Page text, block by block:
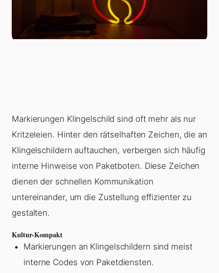
Markierungen Klingelschild sind oft mehr als nur
Kritzeleien. Hinter den rätselhaften Zeichen, die an
Klingelschildern auftauchen, verbergen sich häufig
interne Hinweise von Paketboten. Diese Zeichen
dienen der schnellen Kommunikation
untereinander, um die Zustellung effizienter zu
gestalten.
Kultur-Kompakt
Markierungen an Klingelschildern sind meist
interne Codes von Paketdiensten.